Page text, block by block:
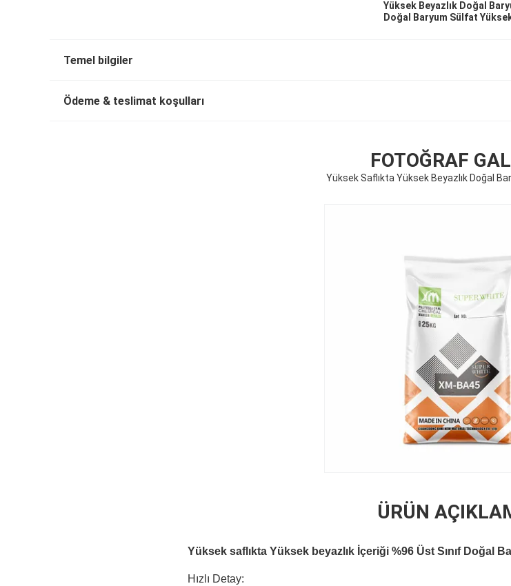
Yüksek Beyazlık Doğal
Doğal Baryum Sülfat
Temel bilgiler
Ödeme & teslimat koşulları
FOTOĞRAF
Yüksek Saflıkta Yüksek Beyazlık Doğal
ÜRÜN
Yüksek saflıkta Yüksek beyazlık İçeriği %96 Üst Sınıf Doğal
Hızlı Detay: